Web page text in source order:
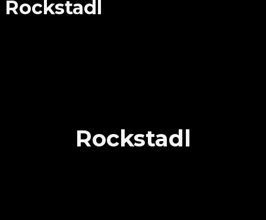
Rockstadl
Rockstadl